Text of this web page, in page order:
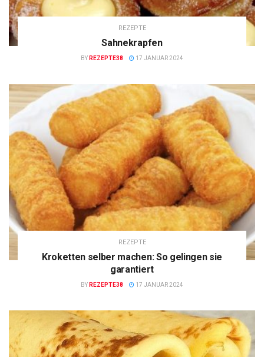
REZEPTE
Sahnekrapfen
BY REZEPTE38 17 JANUAR 2024
REZEPTE
Kroketten selber machen: So gelingen sie
garantiert
BY REZEPTE38 17 JANUAR 2024